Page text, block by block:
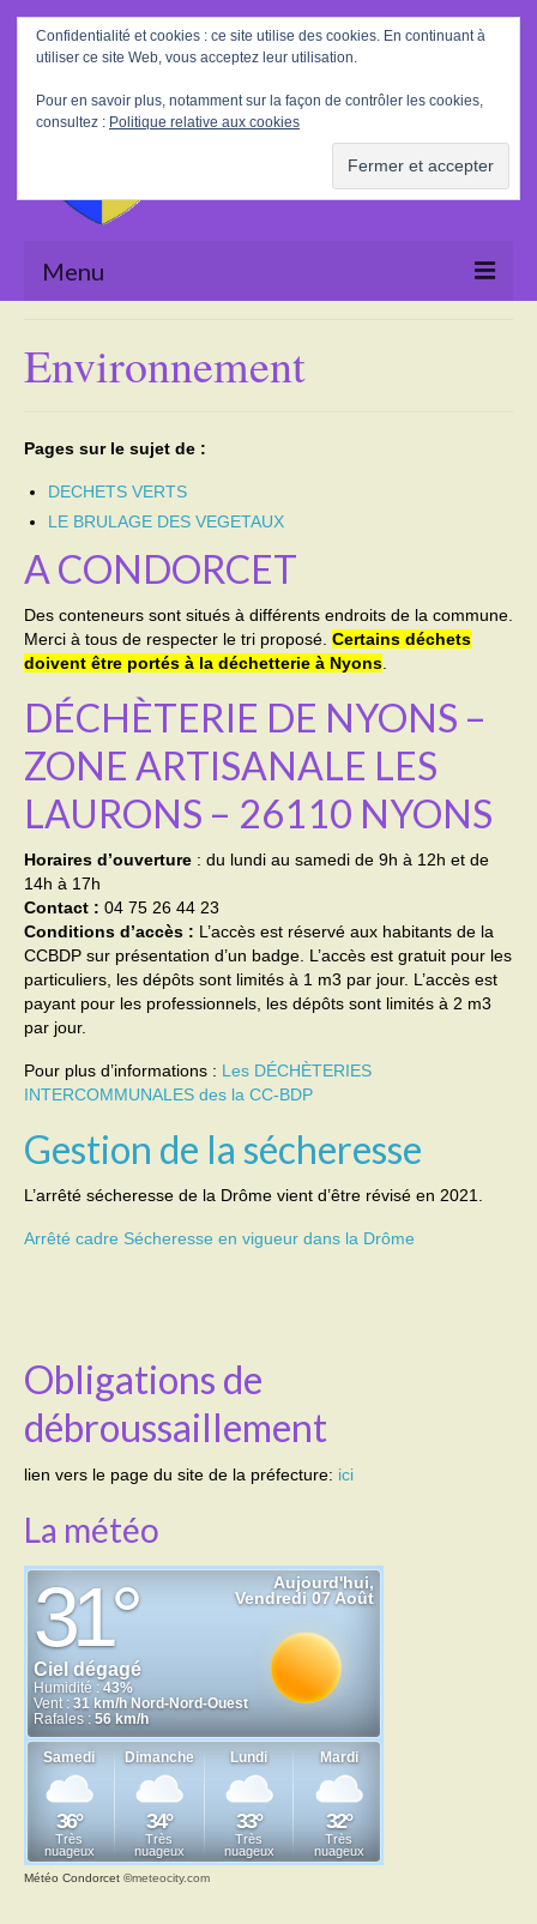
Rechercher
:
Menu
La Mairie
Tourisme
Actualités
Activités
Poésie
Contact
Heures d’ouverture
Démarches administratives
CONSEILLER NUMERIQUE
Infos utiles
Salle polyvalente
Service des eaux
L’école
Environnement
Cimetière
DECHETS VERTS
Environnement
Pages sur le sujet de :
DECHETS VERTS
LE BRULAGE DES VEGETAUX
A CONDORCET
Des conteneurs sont situés à différents endroits de la commune.
Merci à tous de respecter le tri proposé. Certains déchets
doivent être portés à la déchetterie à Nyons
DÉCHÈTERIE DE NYONS –
ZONE ARTISANALE LES
LAURONS – 26110 NYONS
Horaires d’ouverture : du lundi au samedi de 9h à 12h et de
14h à 17h
Contact : 04 75 26 44 23
Conditions d’accès : L’accès est réservé aux habitants de la
CCBDP sur présentation d’un badge. L’accès est gratuit pour les
particuliers, les dépôts sont limités à 1 m3 par jour. L’accès est
payant pour les professionnels, les dépôts sont limités à 2 m3
par jour.
Pour plus d’informations : Les DÉCHÈTERIES
INTERCOMMUNALES des la CC-BDP
Gestion de la sécheresse
L’arrêté sécheresse de la Drôme vient d’être révisé en 2021.
Arrêté cadre Sécheresse en vigueur dans la Drôme
Obligations de
débroussaillement
lien vers le page du site de la préfecture: ici
La météo
Météo Condorcet ©meteocity.com
Confidentialité et cookies : ce site utilise des cookies. En continuant à
utiliser ce site Web, vous acceptez leur utilisation.
Pour en savoir plus, notamment sur la façon de contrôler les cookies,
consultez : Politique relative aux cookies